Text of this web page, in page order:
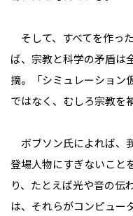
そして、すべてを作っ
ば、宗教と科学の矛盾は
摘。「シミュレーション
ではなく、むしろ宗教を
ボブソン氏によれば、
登場人物にすぎないこと
り、たとえば光や音の伝
は、それらがコンピュー